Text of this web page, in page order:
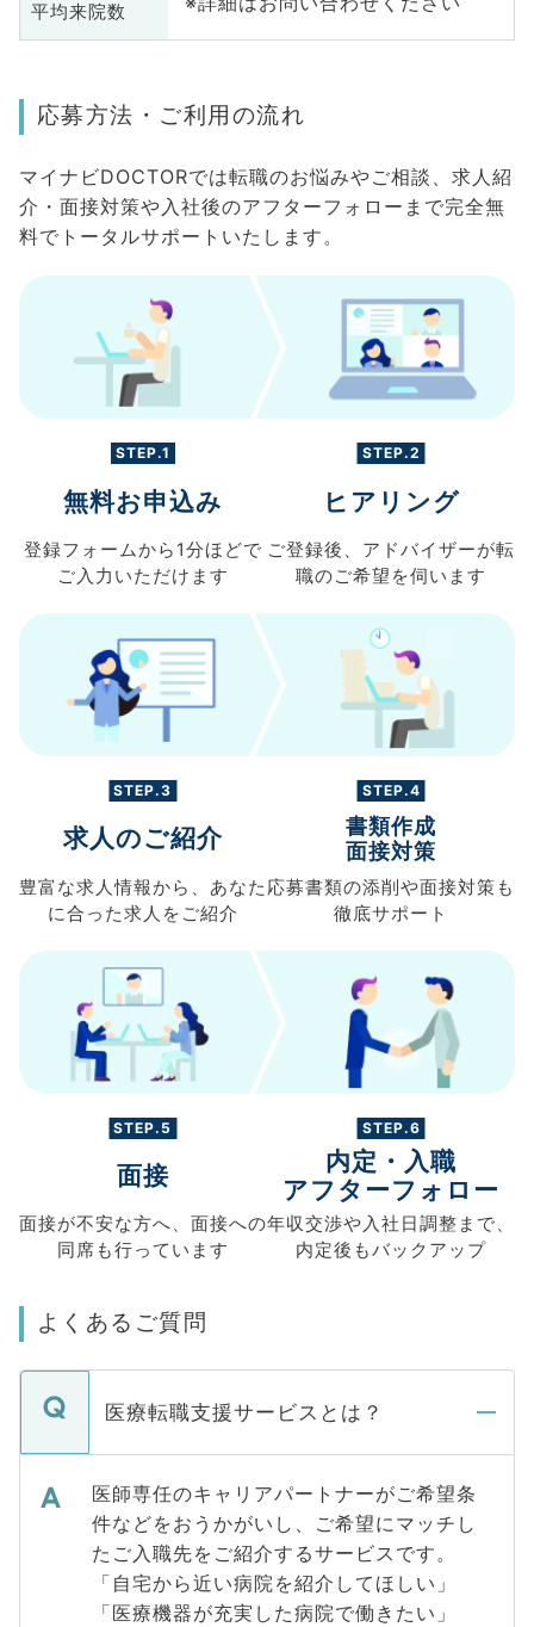
平均来院数
応募方法・ご利用の流れ
マイナビDOCTORでは転職のお悩みやご相談、求人紹
介・面接対策や入社後のアフターフォローまで完全無
料でトータルサポートいたします。
STEP.1
無料お申込み
登録フォームから 1分ほどで
ご入力 いただけます
STEP.2
ヒアリング
ご登録後、 アドバイザーが転
職のご希望を伺います
STEP.3
求人のご紹介
豊富な求人情報から、 あなた
に合った求人を ご紹介
STEP.4
書類作成
面接対策
応募書類の添削や面接対策も
徹底サポート
STEP.5
面接
面接が不安な方へ、 面接への
同席も行っています
STEP.6
内定・入職
アフターフォロー
年収交渉や入社日調整まで、
内定後もバックアップ
よくあるご質問
医療転職支援サービスとは？
医師専任のキャリアパートナーがご希望条
件などをおうかがいし、ご希望にマッチし
たご入職先をご紹介するサービスです。
「自宅から近い病院を紹介してほしい」
「医療機器が充実した病院で働きたい」